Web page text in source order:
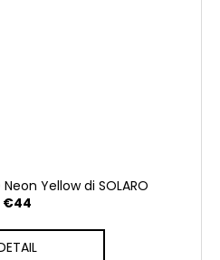
Yellow di SOLARO
€44